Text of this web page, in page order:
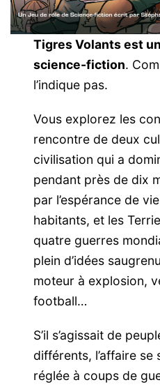
Tigres Volants est
science-fiction.
l’indique pas.
Vous explorez les
rencontre de deux
civilisation qui a
pendant près de dix
par l’espérance de
habitants, et les
quatre guerres
plein d’idées
moteur à explosion,
football…
S’il s’agissait de
différents, l’affaire se
réglée à coups de